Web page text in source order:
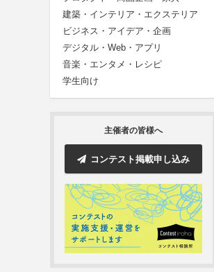
建築・インテリア・エクステリア
ビジネス・アイデア・企画
デジタル・Web・アプリ
音楽・エンタメ・レシピ
学生向け
主催者の皆様へ
コンテスト掲載申し込み